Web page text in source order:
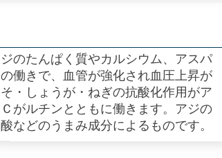
のたんぱく質やカルシウム、アスパ
働きで、血管が強化され血圧上昇が
・しょうが・ねぎの抗酸化作用がア
がルチンとともに働きます。アジの
などのうまみ成分によるものです。